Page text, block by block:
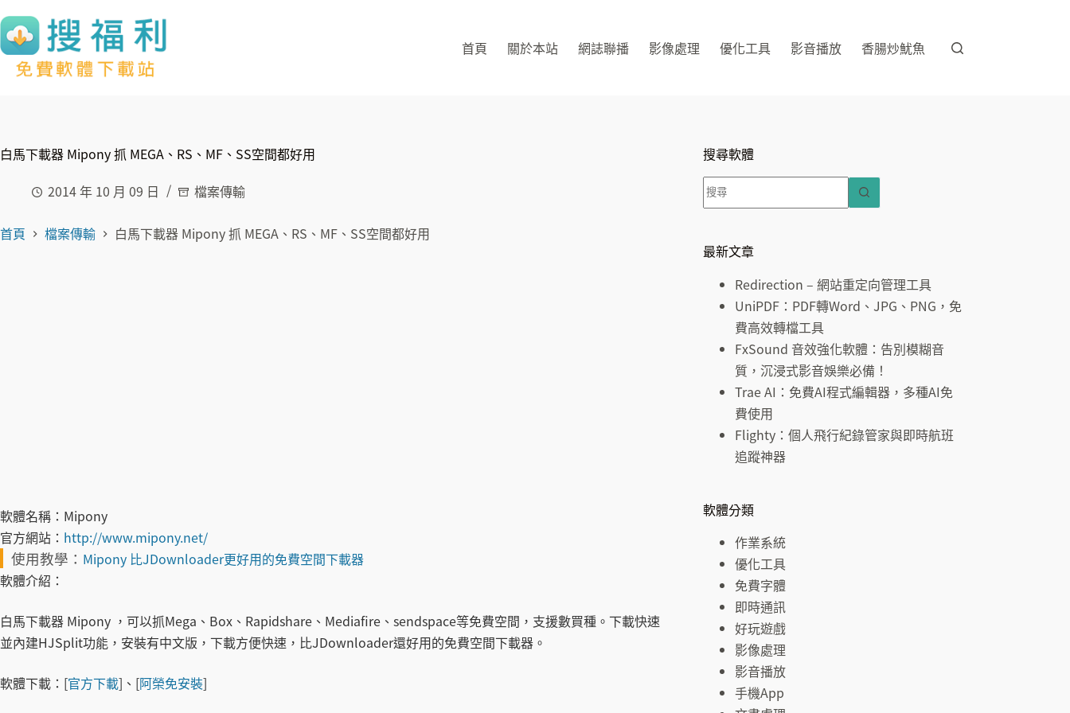
至
主
首頁 關於本站 網誌聯播 影像處理 優化工具 影音播放 香腸炒魷魚
白馬下載器 Mipony 抓 MEGA、RS、MF、SS空間都好用
2014 年 10 月 09 日
檔案傳輸
首頁 檔案傳輸 白馬下載器 Mipony 抓 MEGA、RS、MF、SS空間都好用
軟體名稱： Mipony
官方網站： http://www.mipony.net/
使用教學： Mipony 比JDownloader更好用的免費空間下載器
軟體介紹：
白馬下載器 Mipony ，可以抓Mega、Box、Rapidshare、Mediafire、sendspace等免費空間，支援數買種。下載快速
並內建HJSplit功能，安裝有中文版，下載方便快速，比JDownloader還好用的免費空間下載器。
軟體下載： [官方下載]、[阿榮免安裝]
搜尋軟體
找
不
符
最新文章
Redirection – 網站重定向管理工具
UniPDF：PDF轉Word、JPG、PNG，免
費高效轉檔工具
FxSound 音效強化軟體：告別模糊音
質，沉浸式影音娛樂必備！
Trae AI：免費AI程式編輯器，多種AI免
費使用
Flighty：個人飛行紀錄管家與即時航班
追蹤神器
軟體分類
作業系統
優化工具
免費字體
即時通訊
好玩遊戲
影像處理
影音播放
手機App